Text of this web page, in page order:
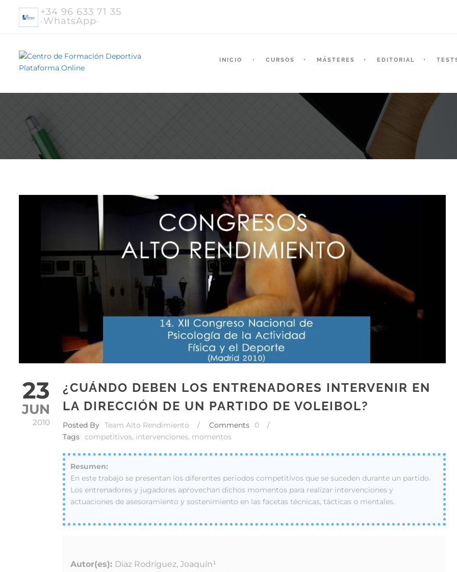
+34 96 633 71 35
·WhatsApp·
INICIO CURSOS MÁSTERES EDITORIAL
23
JUN
2010
¿CUÁNDO DEBEN LOS ENTRENADORES INTERVENIR EN
LA DIRECCIÓN DE UN PARTIDO DE VOLEIBOL?
Posted By Team Alto Rendimiento / Comments 0
/
Tags competitivos, intervenciones, momentos
En este trabajo se presentan los diferentes periodos competitivos que se suceden durante un partido.
Los entrenadores y jugadores aprovechan dichos momentos para realizar intervenciones y
actuaciones de asesoramiento y sostenimiento en las facetas técnicas, tácticas o mentales.
Autor(es): Diaz Rodríguez, Joaquín¹